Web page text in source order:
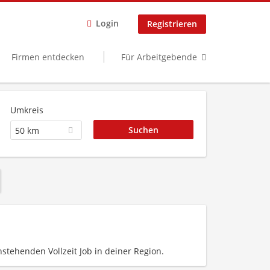
Login Registrieren
Firmen entdecken Für Arbeitgebende
Umkreis
50 km
Vollzeit Job in deiner Region.